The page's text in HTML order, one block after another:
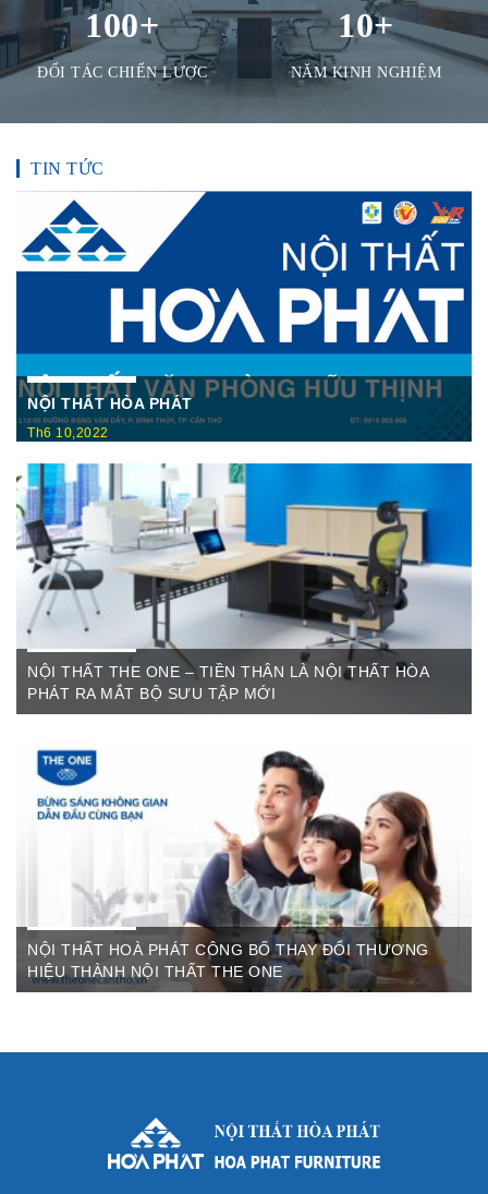
100+
ĐỐI TÁC CHIẾN LƯỢC
10+
NĂM KINH NGHIỆM
TIN TỨC
NỘI THẤT HÒA PHÁT
Th6 10,2022
Nội Thất Hòa Phátt Cần Thơ Là nơi trưng bày và cung cấp
các sản phẩm như: Bàn văn phòng, ghế xoay văn phòng, tủ hồ
sơ, két sắt,…Của cty CP Nội Thất Hòa Phát( Nội thất The
One) có địa ...
NỘI THẤT THE ONE – TIỀN THÂN LÀ NỘI THẤT HÒA
PHÁT RA MẮT BỘ SƯU TẬP MỚI
The One Cần Thơ Thông báo về việc thay đổi thương hiệu Nội
Thất Hòa Phát Ngày ...
NỘI THẤT HOÀ PHÁT CÔNG BỐ THAY ĐỔI THƯƠNG
HIỆU THÀNH NỘI THẤT THE ONE